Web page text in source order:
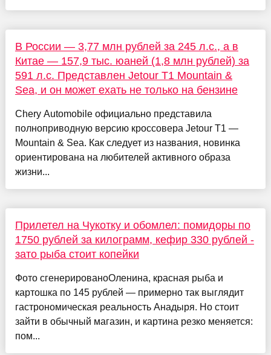
В России — 3,77 млн рублей за 245 л.с., а в
Китае — 157,9 тыс. юаней (1,8 млн рублей) за
591 л.с. Представлен Jetour T1 Mountain &
Sea, и он может ехать не только на бензине
Chery Automobile официально представила
полноприводную версию кроссовера Jetour T1 —
Mountain & Sea. Как следует из названия, новинка
ориентирована на любителей активного образа
жизни...
Прилетел на Чукотку и обомлел: помидоры по
1750 рублей за килограмм, кефир 330 рублей -
зато рыба стоит копейки
Фото сгенерированоОленина, красная рыба и
картошка по 145 рублей — примерно так выглядит
гастрономическая реальность Анадыря. Но стоит
зайти в обычный магазин, и картина резко меняется:
пом...